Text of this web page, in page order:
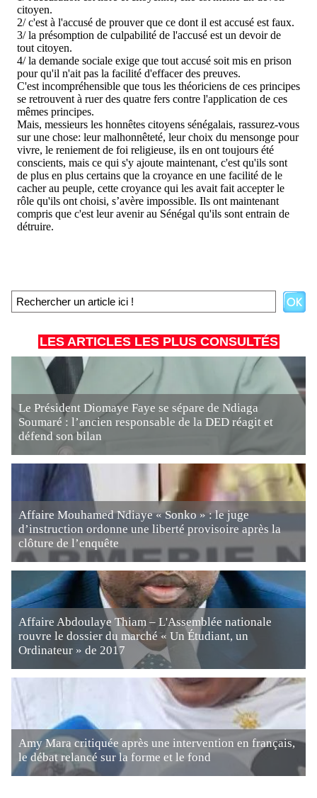
LES ARTICLES LES PLUS CONSULTÉS
Le Président Diomaye Faye se sépare de Ndiaga
Soumaré : l’ancien responsable de la DED réagit et
défend son bilan
Affaire Mouhamed Ndiaye « Sonko » : le juge
d’instruction ordonne une liberté provisoire après la
clôture de l’enquête
Affaire Abdoulaye Thiam – L'Assemblée nationale
rouvre le dossier du marché « Un Étudiant, un
Ordinateur » de 2017
Amy Mara critiquée après une intervention en français,
le débat relancé sur la forme et le fond